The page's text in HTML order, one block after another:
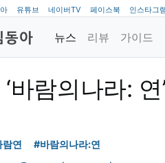
유튜브 네이버TV 페이스북 인스타그
뉴스 리뷰 가이드
바람의나라:
람연 #바람의나라:연